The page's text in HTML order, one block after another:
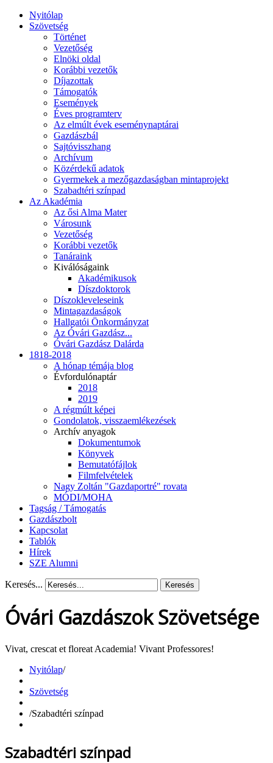
Nyitólap
Szövetség
Történet
Vezetőség
Elnöki oldal
Korábbi vezetők
Díjazottak
Támogatók
Események
Éves programterv
Az elmúlt évek eseménynaptárai
Gazdászbál
Sajtóvisszhang
Archívum
Közérdekű adatok
Gyermekek a mezőgazdaságban mintaprojekt
Szabadtéri színpad
Az Akadémia
Az ősi Alma Mater
Városunk
Vezetőség
Korábbi vezetők
Tanáraink
Kiválóságaink
Akadémikusok
Díszdoktorok
Díszokleveleseink
Mintagazdaságok
Hallgatói Önkormányzat
Az Óvári Gazdász...
Óvári Gazdász Dalárda
1818-2018
A hónap témája blog
Évfordulónaptár
2018
2019
A régmúlt képei
Gondolatok, visszaemlékezések
Archív anyagok
Dokumentumok
Könyvek
Bemutatófájlok
Filmfelvételek
Nagy Zoltán "Gazdaportré" rovata
MÓDI/MOHA
Tagság / Támogatás
Gazdászbolt
Kapcsolat
Tablók
Hírek
SZE Alumni
Keresés... Keresés
Óvári Gazdászok Szövetsége
Vivat, crescat et floreat Academia! Vivant Professores!
Nyitólap/
Szövetség
/Szabadtéri színpad
Szabadtéri színpad